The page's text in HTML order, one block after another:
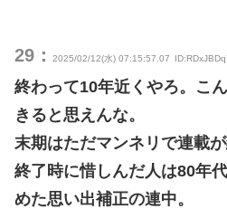
29： 2025/02/12(水) 07:15:57.07
終わって10年近くやろ。こ
きると思えんな。
末期はただマンネリで連載が
終了時に惜しんだ人は80年
めた思い出補正の連中。